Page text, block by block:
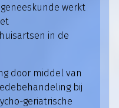
werkt
in de
door middel van
bij
geriatrische